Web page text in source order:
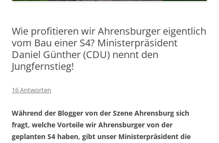
Wie profitieren wir Ahrensburger eigentlich
vom Bau einer S4? Ministerpräsident
Daniel Günther (CDU) nennt den
Jungfernstieg!
16 Antworten
Während der Blogger von der Szene Ahrensburg sich
fragt, welche Vorteile wir Ahrensburger von der
geplanten S4 haben, gibt unser Ministerpräsident die